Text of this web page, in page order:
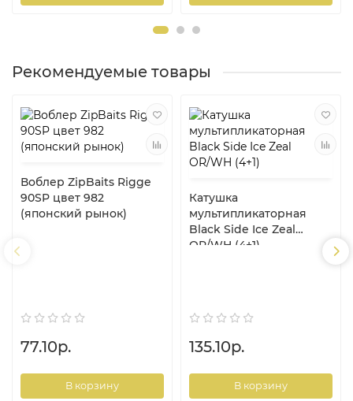
Рекомендуемые товары
Воблер ZipBaits Rigge
90SP цвет 982
(японский рынок)
77.10р.
В корзину
Катушка
мультипликаторная
Black Side Ice Zeal
OR/WH (4+1)
135.10р.
В корзину